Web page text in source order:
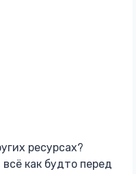
ресурсах?
как будто перед